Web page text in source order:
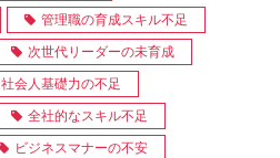
管理職の育成スキル不足
次世代リーダーの未育成
社会人基礎力の不足
全社的なスキル不足
ビジネスマナーの不安